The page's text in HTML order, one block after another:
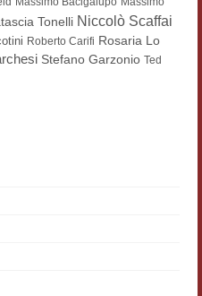
und Kultur
Tonelli Niccolò Scaffai
Roberto Carifi Rosaria Lo
Stefano Garzonio Ted